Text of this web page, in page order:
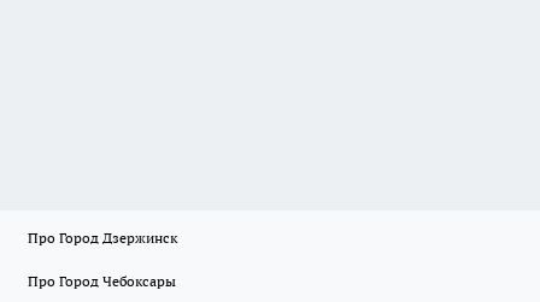
Про Город Дзержинск
Про Город Чебоксары